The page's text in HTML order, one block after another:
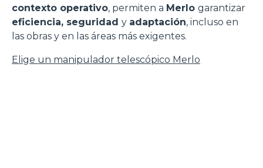
contexto operativo, permiten a Merlo garantizar
eficiencia, seguridad y adaptación, incluso en
las obras y en las áreas más exigentes.
Elige un manipulador telescópico Merlo